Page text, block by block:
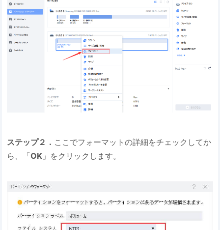
ステップ２． ここでフォーマットの詳細をチェックしてか
ら、「OK 」をクリックします。